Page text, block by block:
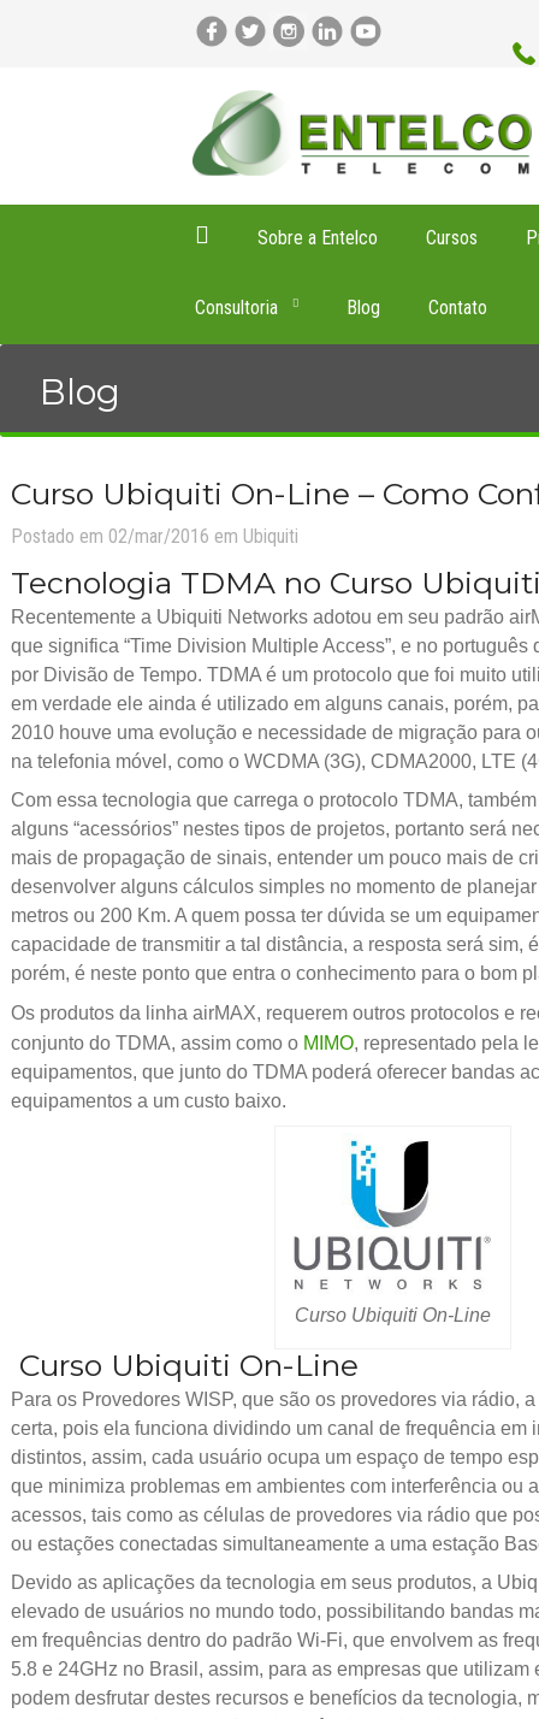
Sobre a Entelco Cursos
Consultoria Blog Contato
Blog
Curso Ubiquiti On-Line – Como
Postado em 02/mar/2016 em Ubiquiti
Tecnologia TDMA no Curso
Recentemente a Ubiquiti Networks adotou em seu padrão
que significa “Time Division Multiple Access”, e no português
por Divisão de Tempo. TDMA é um protocolo que foi muito
em verdade ele ainda é utilizado em alguns canais, porém,
2010 houve uma evolução e necessidade de migração para
na telefonia móvel, como o WCDMA (3G), CDMA2000, LTE
Com essa tecnologia que carrega o protocolo TDMA,
alguns “acessórios” nestes tipos de projetos, portanto será
mais de propagação de sinais, entender um pouco mais de
desenvolver alguns cálculos simples no momento de
metros ou 200 Km. A quem possa ter dúvida se um
capacidade de transmitir a tal distância, a resposta será sim,
porém, é neste ponto que entra o conhecimento para o bom
Os produtos da linha airMAX, requerem outros protocolos e
conjunto do TDMA, assim como o MIMO, representado pela
equipamentos, que junto do TDMA poderá oferecer bandas
equipamentos a um custo baixo.
Curso Ubiquiti On-Line
Curso Ubiquiti On-Line
Para os Provedores WISP, que são os provedores via rádio,
certa, pois ela funciona dividindo um canal de frequência em
distintos, assim, cada usuário ocupa um espaço de tempo
que minimiza problemas em ambientes com interferência ou
acessos, tais como as células de provedores via rádio que
ou estações conectadas simultaneamente a uma estação
Devido as aplicações da tecnologia em seus produtos, a
elevado de usuários no mundo todo, possibilitando bandas
em frequências dentro do padrão Wi-Fi, que envolvem as
5.8 e 24GHz no Brasil, assim, para as empresas que utilizam
podem desfrutar destes recursos e benefícios da tecnologia,